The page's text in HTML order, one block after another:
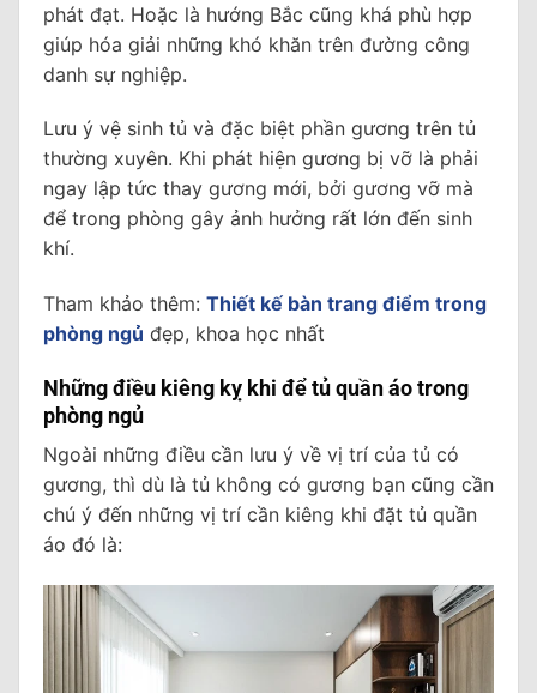
phát đạt. Hoặc là hướng Bắc cũng khá phù hợp
giúp hóa giải những khó khăn trên đường công
danh sự nghiệp.
Lưu ý vệ sinh tủ và đặc biệt phần gương trên tủ
thường xuyên. Khi phát hiện gương bị vỡ là phải
ngay lập tức thay gương mới, bởi gương vỡ mà
để trong phòng gây ảnh hưởng rất lớn đến sinh
khí.
Tham khảo thêm: Thiết kế bàn trang điểm trong
phòng ngủ đẹp, khoa học nhất
Những điều kiêng kỵ khi để tủ quần áo trong
phòng ngủ
Ngoài những điều cần lưu ý về vị trí của tủ có
gương, thì dù là tủ không có gương bạn cũng cần
chú ý đến những vị trí cần kiêng khi đặt tủ quần
áo đó là: